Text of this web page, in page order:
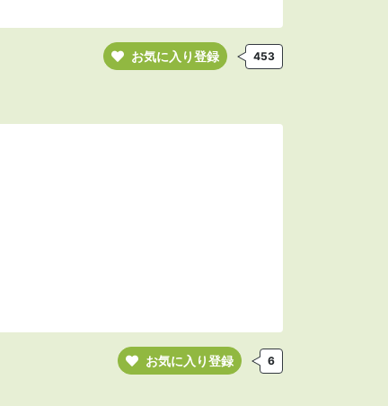
お気に入り登録 453
お気に入り登録 6